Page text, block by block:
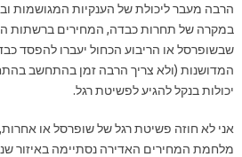
הרבה מעבר ליכולת של הענקיות המגושמות
במקרה של תחרות כבדה, המחירים ברשתות
שבשופרסל או הריבוע הכחול יעברו להפסד
המדושנות (ולא צריך הרבה זמן בהתחשב
יכולות בנקל להגיע לפשיטת רגל.
אני לא חוזה פשיטת רגל של שופרסל או